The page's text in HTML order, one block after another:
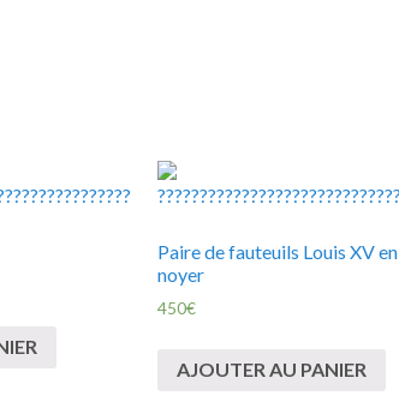
Paire de fauteuils Louis XV en
noyer
450€
AJOUTER AU PANIER